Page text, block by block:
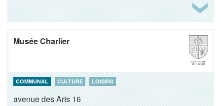
Musée Charlier
COMMUNAL CULTURE LOISIRS
avenue des Arts 16